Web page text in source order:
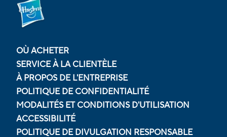
OÙ ACHETER
SERVICE À LA CLIENTÈLE
À PROPOS DE L'ENTREPRISE
POLITIQUE DE CONFIDENTIALITÉ
MODALITÉS ET CONDITIONS D'UTILISATION
ACCESSIBILITÉ
POLITIQUE DE DIVULGATION RESPONSABLE